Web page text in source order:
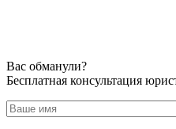
Вас обманули?
Бесплатная консультация